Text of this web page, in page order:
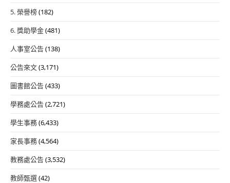
5. 榮譽榜(182)
6. 獎助學金(481)
人事室公告(138)
公告來文(3,171)
圖書館公告(433)
學務處公告(2,721)
學生事務(6,433)
家長事務(4,564)
教務處公告(3,532)
教師甄選(42)